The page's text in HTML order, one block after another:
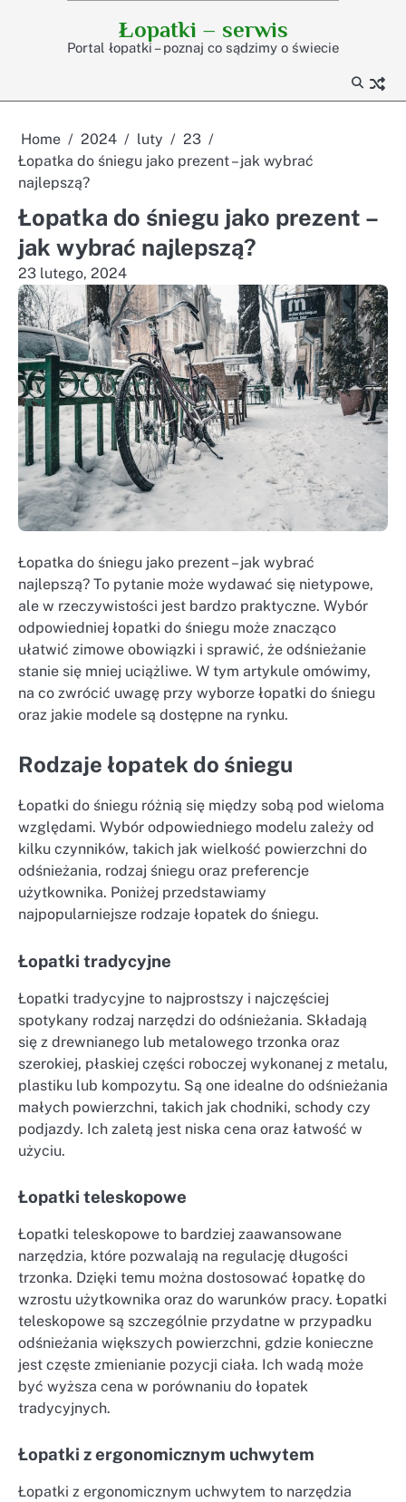
Łopatki – serwis
Portal łopatki – poznaj co sądzimy o świecie
Home 2024 luty
23
Łopatka do śniegu jako prezent – jak wybrać
najlepszą?
Łopatka do śniegu jako prezent –
jak wybrać najlepszą?
23 lutego, 2024
Łopatka do śniegu jako prezent – jak wybrać
najlepszą? To pytanie może wydawać się nietypowe,
ale w rzeczywistości jest bardzo praktyczne. Wybór
odpowiedniej łopatki do śniegu może znacząco
ułatwić zimowe obowiązki i sprawić, że odśnieżanie
stanie się mniej uciążliwe. W tym artykule omówimy,
na co zwrócić uwagę przy wyborze łopatki do śniegu
oraz jakie modele są dostępne na rynku.
Rodzaje łopatek do śniegu
Łopatki do śniegu różnią się między sobą pod wieloma
względami. Wybór odpowiedniego modelu zależy od
kilku czynników, takich jak wielkość powierzchni do
odśnieżania, rodzaj śniegu oraz preferencje
użytkownika. Poniżej przedstawiamy
najpopularniejsze rodzaje łopatek do śniegu.
Łopatki tradycyjne
Łopatki tradycyjne to najprostszy i najczęściej
spotykany rodzaj narzędzi do odśnieżania. Składają
się z drewnianego lub metalowego trzonka oraz
szerokiej, płaskiej części roboczej wykonanej z metalu,
plastiku lub kompozytu. Są one idealne do odśnieżania
małych powierzchni, takich jak chodniki, schody czy
podjazdy. Ich zaletą jest niska cena oraz łatwość w
użyciu.
Łopatki teleskopowe
Łopatki teleskopowe to bardziej zaawansowane
narzędzia, które pozwalają na regulację długości
trzonka. Dzięki temu można dostosować łopatkę do
wzrostu użytkownika oraz do warunków pracy. Łopatki
teleskopowe są szczególnie przydatne w przypadku
odśnieżania większych powierzchni, gdzie konieczne
jest częste zmienianie pozycji ciała. Ich wadą może
być wyższa cena w porównaniu do łopatek
tradycyjnych.
Łopatki z ergonomicznym uchwytem
Łopatki z ergonomicznym uchwytem to narzędzia